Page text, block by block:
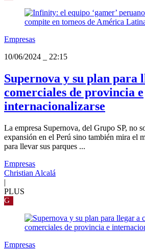
Empresas
10/06/2024
22:15
Supernova y su plan para
comerciales de provincia e
internacionalizarse
La empresa Supernova, del Grupo SP, no
expansión en el Perú sino también mira el
para llevar sus parques ...
Empresas
Christian Alcalá
|
PLUS
G
Empresas